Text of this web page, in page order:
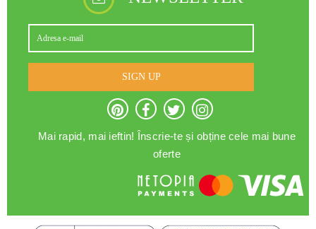
SIGN UP
Mai rapid, mai ieftin! Înscrie-te și obține cele mai bune
oferte